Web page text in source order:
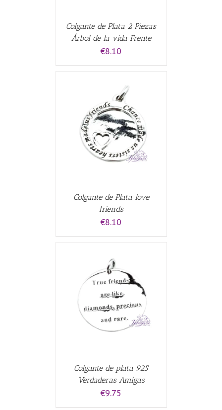
Colgante de Plata 2 Piezas
Árbol de la vida Frente
€8.10
Colgante de Plata love
friends
€8.10
Colgante de plata 925
Verdaderas Amigas
€9.75